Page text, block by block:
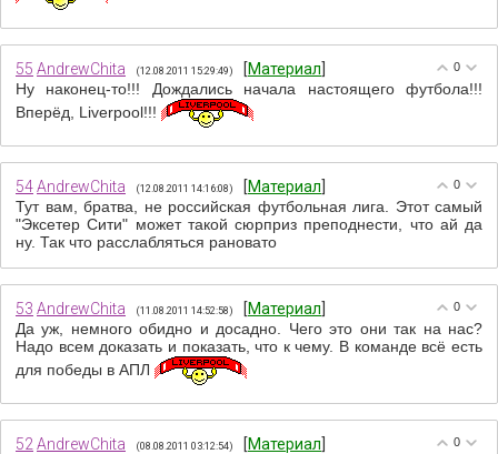
0
55 AndrewChita (12.08.2011 15:29:49) [Материал
Ну наконец-то!!! Дождались начала настоящего футбола!!!
Вперёд, Liverpool!!!
0
54AndrewChita (12.08.2011 14:16:08) [Материал
Тут вам, братва, не российская футбольная лига. Этот самый
"Эксетер Сити" может такой сюрприз преподнести, что ай да
ну. Так что расслабляться рановато
0
53 AndrewChita (11.08.2011 14:52:58) [Материал
Да уж, немного обидно и досадно. Чего это они так на нас?
Надо всем доказать и показать, что к чему. В команде всё есть
для победы в АПЛ
0
52 AndrewChita (08.08.2011 03:12:54) [Материал